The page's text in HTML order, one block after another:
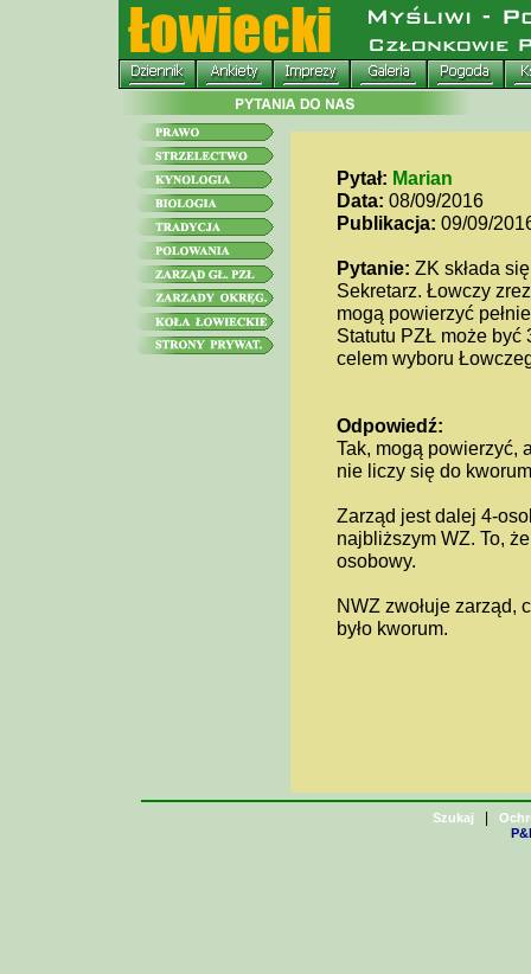
Pytał: Marian
Data: 08/09/2016
Publikacja: 09/09/
Pytanie: ZK składa
Sekretarz. Łowczy
mogą powierzyć
Statutu PZŁ może być
celem wyboru
Odpowiedź:
Tak, mogą powierzyć,
nie liczy się do
Zarząd jest dalej 4-
najbliższym WZ. To,
osobowy.
NWZ zwołuje zarząd,
było kworum.
Szukaj